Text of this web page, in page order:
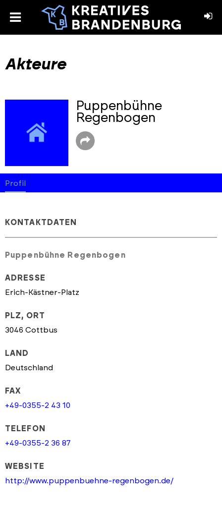
toggle
Akteure
Puppenbühne
Regenbogen
Profil
KONTAKTDATEN
Puppenbühne Regenbogen
ADRESSE
Erich-Kästner-Platz
PLZ, ORT
3046 Cottbus
LAND
Deutschland
FAX
+49-0355-2 43 10
TELEFON
+49-0355-2 36 87
WEBSITE
http://www.puppenbuehne-regenbogen.de/